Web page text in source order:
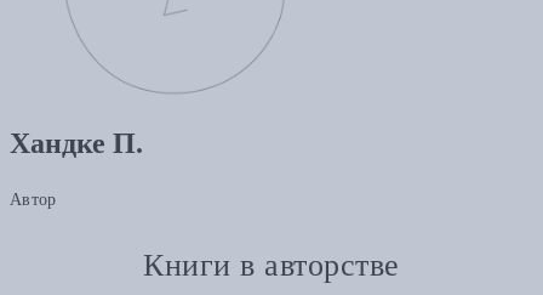
Хандке П.
Автор
Книги в авторстве